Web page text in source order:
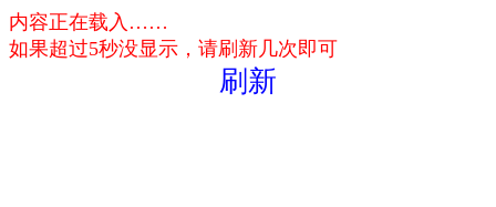
内容正在载入……
如果超过5秒没显示，请刷新几次即可
刷新